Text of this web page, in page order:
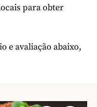
para obter
e avaliação abaixo,